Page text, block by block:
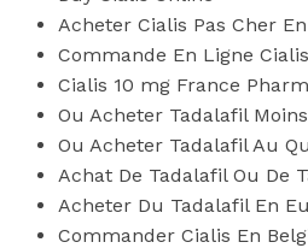
Acheter Cialis Pas Cher
Commande En Ligne
Cialis 10 mg France
Ou Acheter Tadalafil
Ou Acheter Tadalafil Au
Achat De Tadalafil Ou De
Acheter Du Tadalafil En
Commander Cialis En